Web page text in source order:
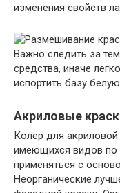
изменения свойств
Важно следить за
средства, иначе
испортить базу
Акриловые
Колер для
имеющихся видов по
применяться с
Неорганические